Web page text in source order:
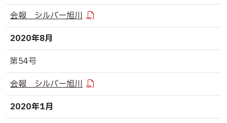
会報 シルバー旭川
2020年8月
第54号
会報 シルバー旭川
2020年1月